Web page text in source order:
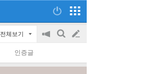
전체보기
공
on/off
검
글
쓰
인증글